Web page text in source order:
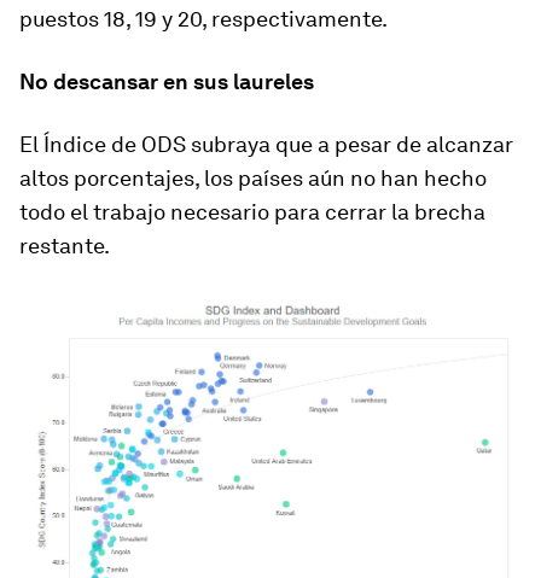
puestos 18, 19 y 20, respectivamente.
No descansar en sus laureles
El Índice de ODS subraya que a pesar de alcanzar
altos porcentajes, los países aún no han hecho
todo el trabajo necesario para cerrar la brecha
restante.